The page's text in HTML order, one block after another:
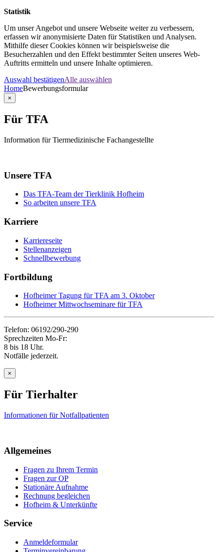
Statistik
Um unser Angebot und unsere Webseite weiter zu verbessern,
erfassen wir anonymisierte Daten für Statistiken und Analysen.
Mithilfe dieser Cookies können wir beispielsweise die
Besucherzahlen und den Effekt bestimmter Seiten unseres Web-
Auftritts ermitteln und unsere Inhalte optimieren.
Auswahl bestätigenAlle auswählen
HomeBewerbungsformular
×
Für TFA
Information für Tiermedizinische Fachangestellte
Unsere TFA
Das TFA-Team der Tierklinik Hofheim
So arbeiten unsere TFA
Karriere
Karriereseite
Stellenanzeigen
Schnellbewerbung
Fortbildung
Hofheimer Tagung für TFA am 3. Oktober
Hofheimer Mittwochseminare für TFA
Telefon: 06192/290-290
Sprechzeiten Mo-Fr:
8 bis 18 Uhr.
Notfälle jederzeit.
×
Für Tierhalter
Informationen für Notfallpatienten
Allgemeines
Fragen zu Ihrem Termin
Fragen zur OP
Stationäre Aufnahme
Rechnung begleichen
Hofheim & Unterkünfte
Service
Anmeldeformular